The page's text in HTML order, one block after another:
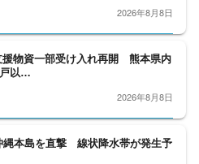
2026年8月8日
援物資一部受け入れ再開 熊本県内
以…
2026年8月8日
縄本島を直撃 線状降水帯が発生予